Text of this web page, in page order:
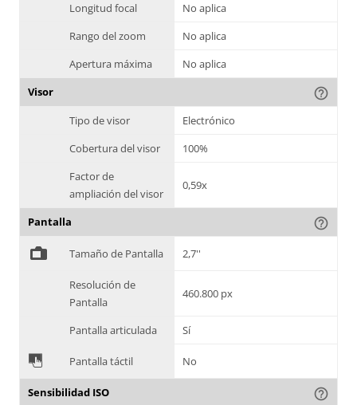
Longitud focal
No aplica
Rango del zoom
No aplica
Apertura máxima
No aplica
Visor
help_outline
Tipo de visor
Electrónico
Cobertura del visor
100%
Factor de
ampliación del visor
0,59x
Pantalla help_outline
% Tamaño de Pantalla 2,7''
Resolución de
Pantalla
460.800 px
Pantalla articulada Sí
& Pantalla táctil No
Sensibilidad ISO help_outline